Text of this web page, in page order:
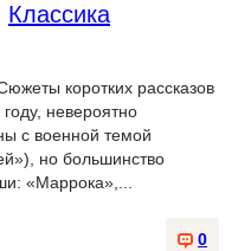
Классика
коротких рассказов
невероятно
с военной темой
но большинство
«Маррока»,...
0